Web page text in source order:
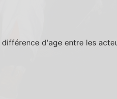
d'age entre les